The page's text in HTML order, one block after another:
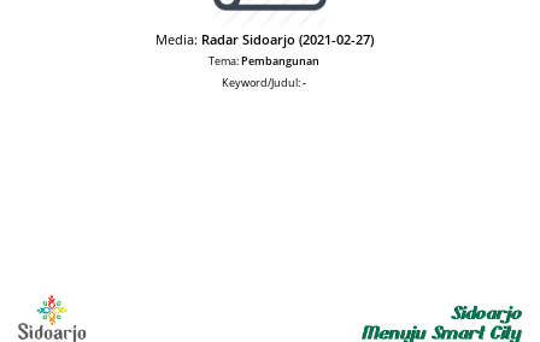
Media: Radar Sidoarjo (2021-02-27)
Tema:Pembangunan
Keyword/Judul:-